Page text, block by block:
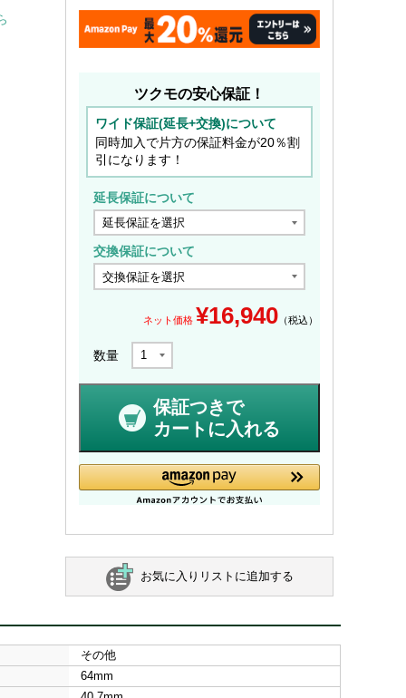
ツクモの安心保証！
ワイド保証(延長+交換)について
同時加入で片方の保証料金が20％割
引になります！
延長保証について
交換保証について
ネット価格 ¥16,940 （税込）
数量
保証つきで
カートに入れる
お気に入りリストに追加する
その他
64mm